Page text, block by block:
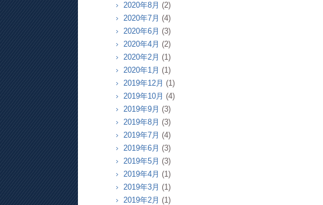
2020年8月 (2)
2020年7月 (4)
2020年6月 (3)
2020年4月 (2)
2020年2月 (1)
2020年1月 (1)
2019年12月 (1)
2019年10月 (4)
2019年9月 (3)
2019年8月 (3)
2019年7月 (4)
2019年6月 (3)
2019年5月 (3)
2019年4月 (1)
2019年3月 (1)
2019年2月 (1)